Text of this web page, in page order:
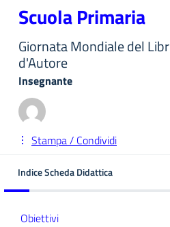
Scuola Primaria
Giornata Mondiale del
d'Autore
Insegnante
Stampa / Condividi
Indice Scheda Didattica
Obiettivi